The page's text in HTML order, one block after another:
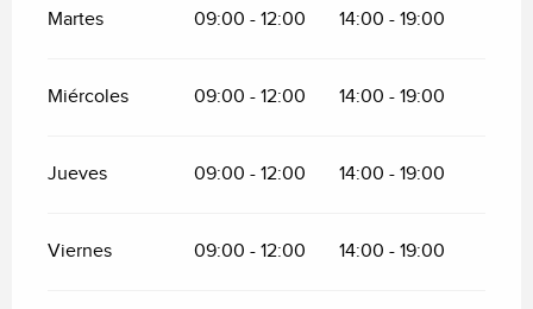
Martes 09:00 - 12:00 14:00 - 19:00
Miércoles 09:00 - 12:00 14:00 - 19:00
Jueves 09:00 - 12:00 14:00 - 19:00
Viernes 09:00 - 12:00 14:00 - 19:00